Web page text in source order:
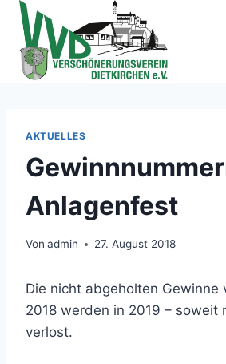
Zum
Inhalt
springen
AKTUELLES
Anlagenfest
Von admin 27. August 2018
Die nicht abgeholten Gewinne
2018 werden in 2019 – soweit
verlost.